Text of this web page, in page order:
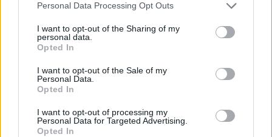
Personal Data Processing Opt Outs
I want to opt-out of the Sharing of my
personal data.
Opted In
I want to opt-out of the Sale of my
Personal Data.
Opted In
I want to opt-out of processing my
Personal Data for Targeted Advertising.
Opted In
Κυριακή 5 Ιουλίουστον Ιερό Ναό Αγίου
ΝικολάουστηΣπάρτη
ετήσιο
Στο μνημόσυνο καλούν για συμπροσευχή ο
σύζυγός της Γεώργιος, τα παιδιά της Χρήστος -
Γιαννούλα και Κορίνα - Άγγελος, τα εγγόνια της
Γεώργιος, Κωνσταντίνος, Γεώργιος και Ειρήνη,